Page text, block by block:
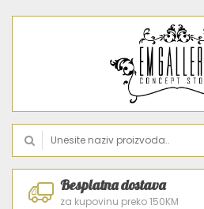
Besplatna dostava
za kupovinu preko 150KM